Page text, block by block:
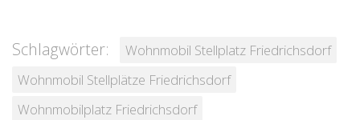
Schlagwörter:
Wohnmobil Stellplatz Friedrichsdorf
Wohnmobil Stellplätze Friedrichsdorf
Wohnmobilplatz Friedrichsdorf